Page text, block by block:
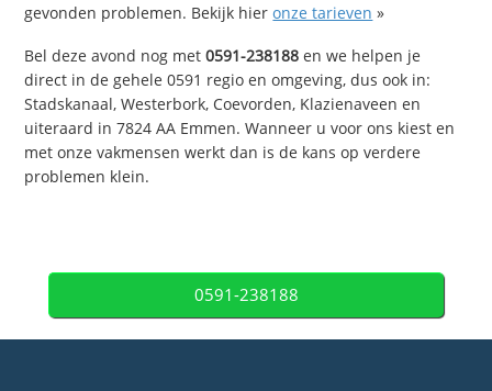
gevonden problemen. Bekijk hieronze tarieven »
Bel deze avond nog met0591-238188 en we helpen je
direct in de gehele 0591 regio en omgeving, dus ook in:
Stadskanaal, Westerbork, Coevorden, Klazienaveen en
uiteraard in 7824 AA Emmen. Wanneer u voor ons kiest en
met onze vakmensen werkt dan is de kans op verdere
problemen klein.
0591-238188